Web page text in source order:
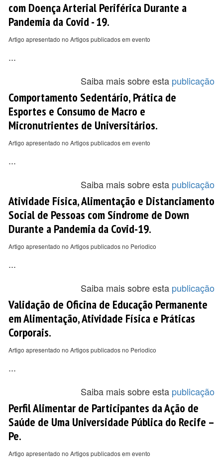
com Doença Arterial Periférica Durante a
Pandemia da Covid - 19.
Artigo apresentado no Artigos publicados em evento
...
Saiba mais sobre esta publicação
Comportamento Sedentário, Prática de
Esportes e Consumo de Macro e
Micronutrientes de Universitários.
Artigo apresentado no Artigos publicados em evento
...
Saiba mais sobre esta publicação
Atividade Física, Alimentação e Distanciamento
Social de Pessoas com Síndrome de Down
Durante a Pandemia da Covid-19.
Artigo apresentado no Artigos publicados no Periodico
...
Saiba mais sobre esta publicação
Validação de Oficina de Educação Permanente
em Alimentação, Atividade Física e Práticas
Corporais.
Artigo apresentado no Artigos publicados no Periodico
...
Saiba mais sobre esta publicação
Perfil Alimentar de Participantes da Ação de
Saúde de Uma Universidade Pública do Recife –
Pe.
Artigo apresentado no Artigos publicados em evento